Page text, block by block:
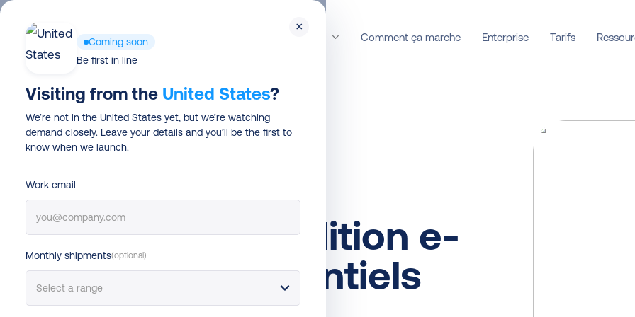
Skip
Comment ça marche Enterprise Tarifs
Ecommerce logistics
13 outils d’expédition e-
commerce essentiels
×
Coming soon
Be first in line
Visiting from the United States?
We’re not in the United States yet, but we’re watching
demand closely. Leave your details and you’ll be the first to
know when we launch.
Work email
Monthly shipments(optional)